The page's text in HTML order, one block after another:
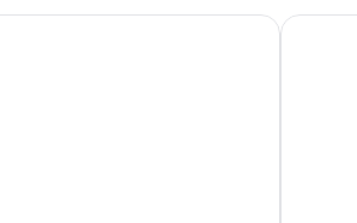
Boutique Hotel Taj